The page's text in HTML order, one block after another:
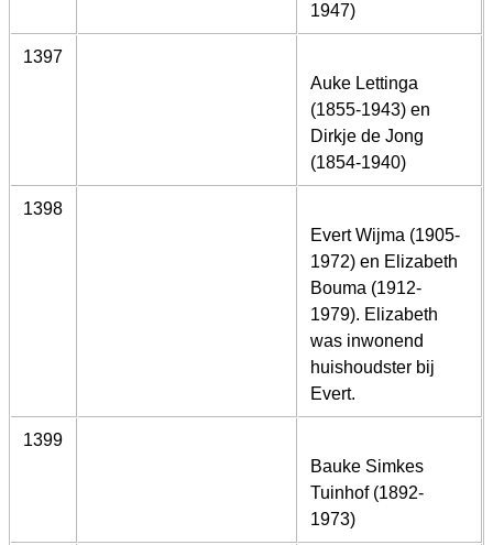
1947)
1397
Auke Lettinga
(1855-1943) en
Dirkje de Jong
(1854-1940)
1398
Evert Wijma (1905-
1972) en Elizabeth
Bouma (1912-
1979). Elizabeth
was inwonend
huishoudster bij
Evert.
1399
Bauke Simkes
Tuinhof (1892-
1973)